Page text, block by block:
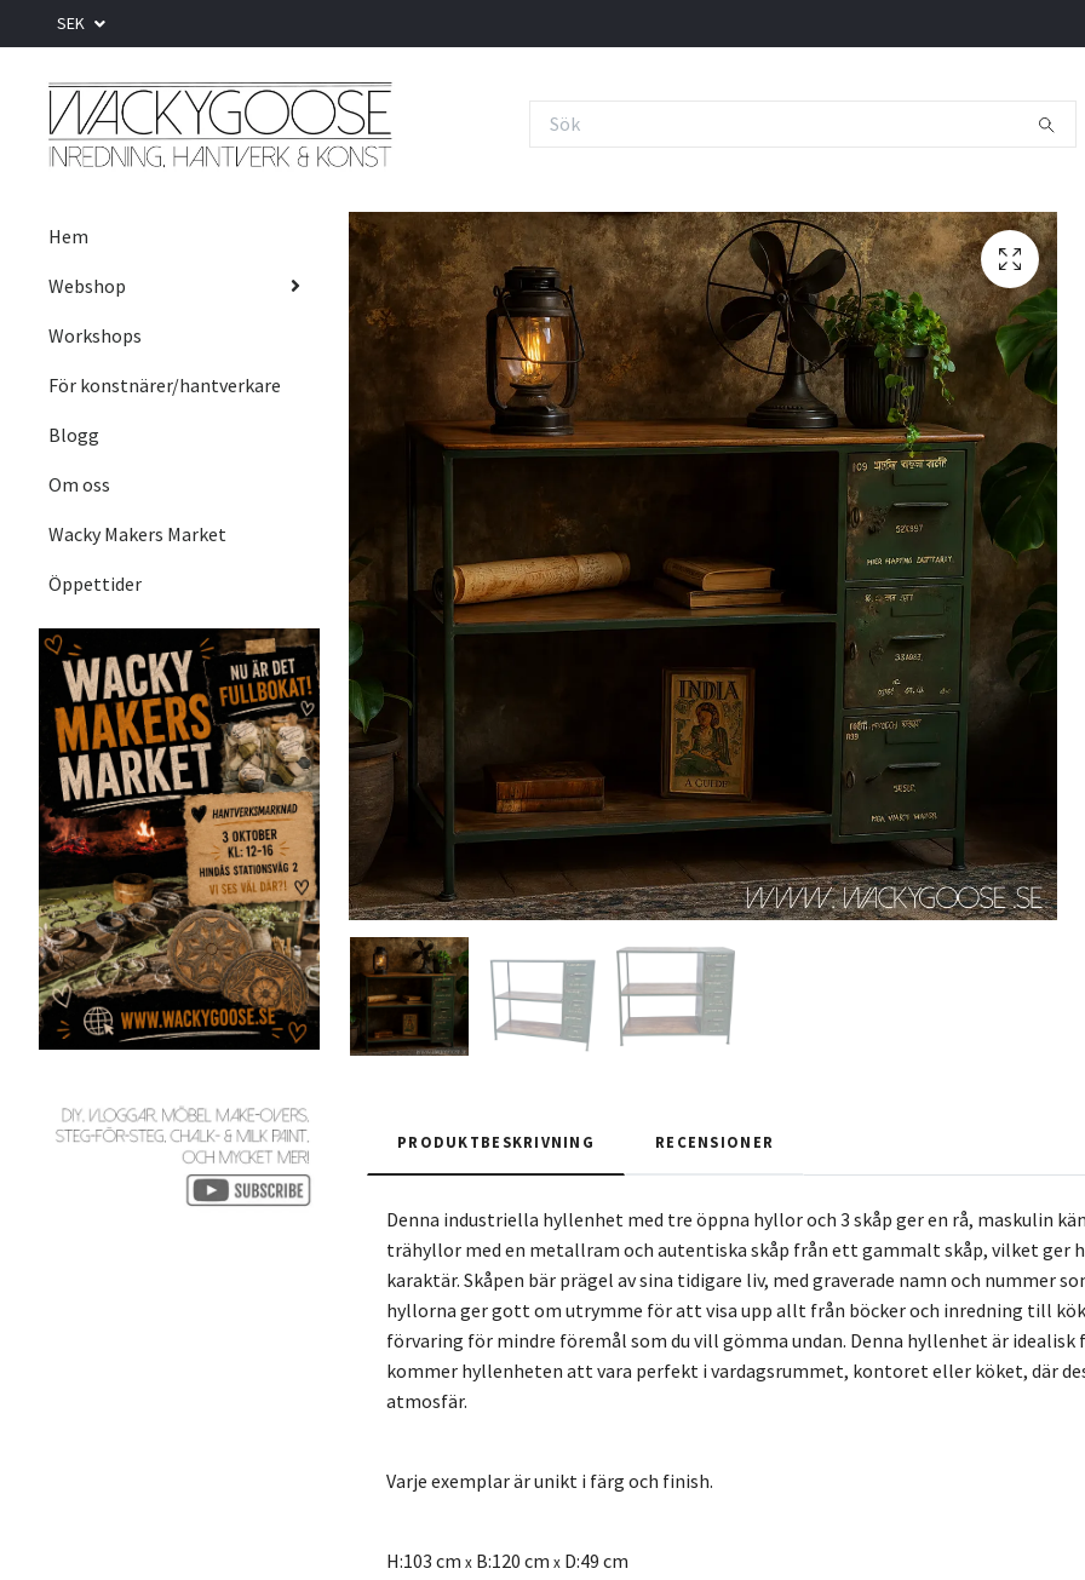
SEK
Hem
Webshop
Workshops
För konstnärer/hantverkare
Blogg
Om oss
Wacky Makers Market
Öppettider
PRODUKTBESKRIVNING RECENSIONER
Denna industriella hyllenhet med tre öppna hyllor och 3 skåp ger en rå, maskulin
trähyllor med en metallram och autentiska skåp från ett gammalt skåp, vilket ger
karaktär. Skåpen bär prägel av sina tidigare liv, med graverade namn och nummer
hyllorna ger gott om utrymme för att visa upp allt från böcker och inredning till
förvaring för mindre föremål som du vill gömma undan. Denna hyllenhet är
kommer hyllenheten att vara perfekt i vardagsrummet, kontoret eller köket, där
atmosfär.
Varje exemplar är unikt i färg och finish.
H:103 cm x B:120 cm x D:49 cm